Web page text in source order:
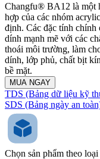
Changfu® BA12 là một
hợp của các nhóm
định. Các đặc tính chính
dính mạnh mẽ với các
thoái môi trường, làm
dính, lớp phủ, chất bịt
bề mặt.
MUA NGAY
TDS (Bảng dữ liệu kỹ
SDS (Bảng ngày an
Chọn sản phẩm theo loại